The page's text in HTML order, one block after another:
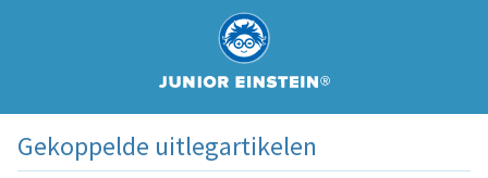
Gekoppelde uitlegartikelen